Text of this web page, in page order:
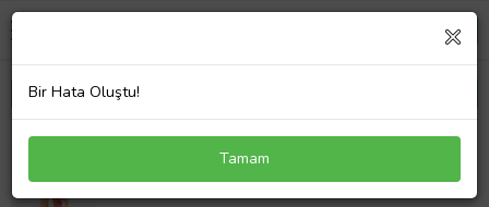
Somon Saksıda Kırmızı, Beyaz, Pembe ve Lila Güller
Değerlendirmeleri
Bir Hata Oluştu!
Tamam